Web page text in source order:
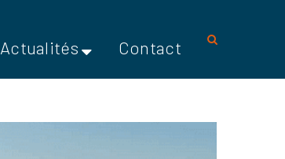
Actualités Contact